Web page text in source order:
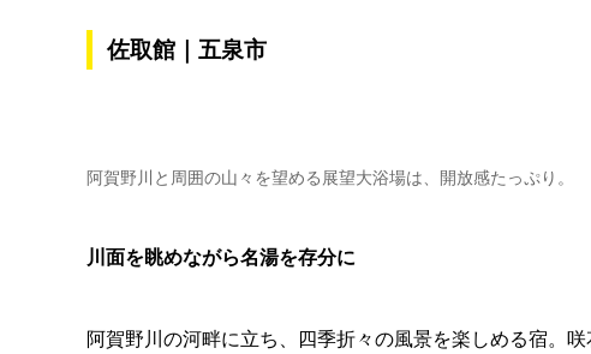
佐取館｜五泉市
阿賀野川と周囲の山々を望める展望大浴場は、開放感たっぷり。
川面を眺めながら名湯を存分に
阿賀野川の河畔に立ち、四季折々の風景を楽しめる宿。